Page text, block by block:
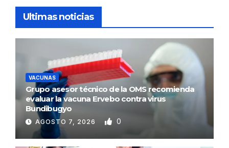
Ultimas noticias
VACUNAS
Grupo asesor técnico de la OMS recomienda
evaluar la vacuna Ervebo contra virus
Bundibugyo
AGOSTO 7, 2026 0